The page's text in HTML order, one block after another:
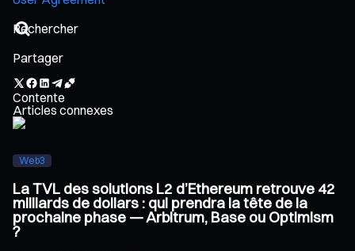
Partager
Contente
Articles connexes
Web3
La TVL des solutions L2 d’Ethereum retrouve 42
milliards de dollars : qui prendra la tête de la
prochaine phase — Arbitrum, Base ou Optimism
?